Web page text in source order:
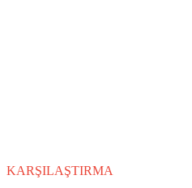
KARŞILAŞTIRMA